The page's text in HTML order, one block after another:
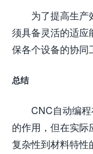
为了提高生产
须具备灵活的适应
保各个设备的协同
总结
CNC自动编
的作用，但在实际
复杂性到材料特性